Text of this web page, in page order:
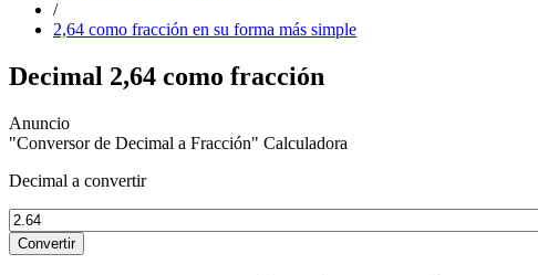
/
2,64 como fracción en su forma más simple
Decimal 2,64 como fracción
"Conversor de Decimal a Fracción" Calculadora
Decimal a convertir
Convertir